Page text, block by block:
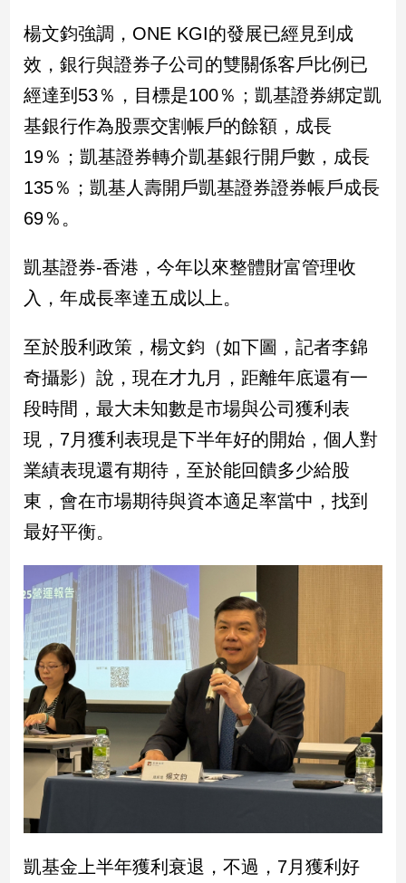
民
調
國
會
點
觀
點
兩
岸/
國
社
地
方
新
冠
病
專
區
南
台
灣
觀
點
南
台
灣
點
娛
楊文鈞強調，ONE KGI的發展已經見到成
效，銀行與證券子公司的雙關係客戶比例已
經達到53％，目標是100％；凱基證券綁定凱
基銀行作為股票交割帳戶的餘額，成長
19％；凱基證券轉介凱基銀行開戶數，成長
135％；凱基人壽開戶凱基證券證券帳戶成長
69％。
凱基證券-香港，今年以來整體財富管理收
入，年成長率達五成以上。
至於股利政策，楊文鈞（如下圖，記者李錦
奇攝影）說，現在才九月，距離年底還有一
段時間，最大未知數是市場與公司獲利表
現，7月獲利表現是下半年好的開始，個人對
業績表現還有期待，至於能回饋多少給股
東，會在市場期待與資本適足率當中，找到
最好平衡。
凱基金上半年獲利衰退，不過，7月獲利好